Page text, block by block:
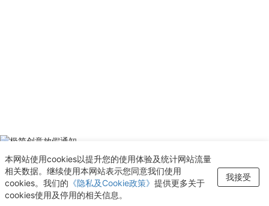
使用模板
极简创意放假通知
新增至“收藏夹”
查看
本网站使用cookies以提升您的使用体验及统计网站流量
相关数据。继续使用本网站表示您同意我们使用
cookies。我们的 《隐私及Cookie政策》 提供更多关于
cookies使用及停用的相关信息。
我接受